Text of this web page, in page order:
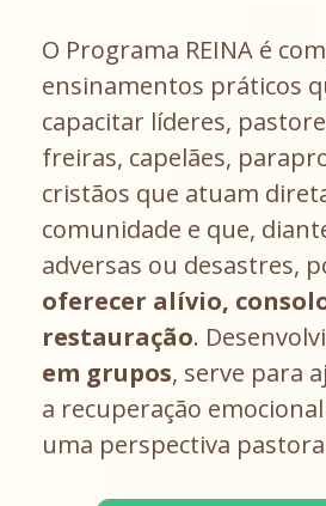
O Programa REINA é
ensinamentos práticos
capacitar líderes,
freiras, capelães,
cristãos que atuam
comunidade e que,
adversas ou desastres,
oferecer alívio,
restauração.
em grupos, serve para
a recuperação
uma perspectiva